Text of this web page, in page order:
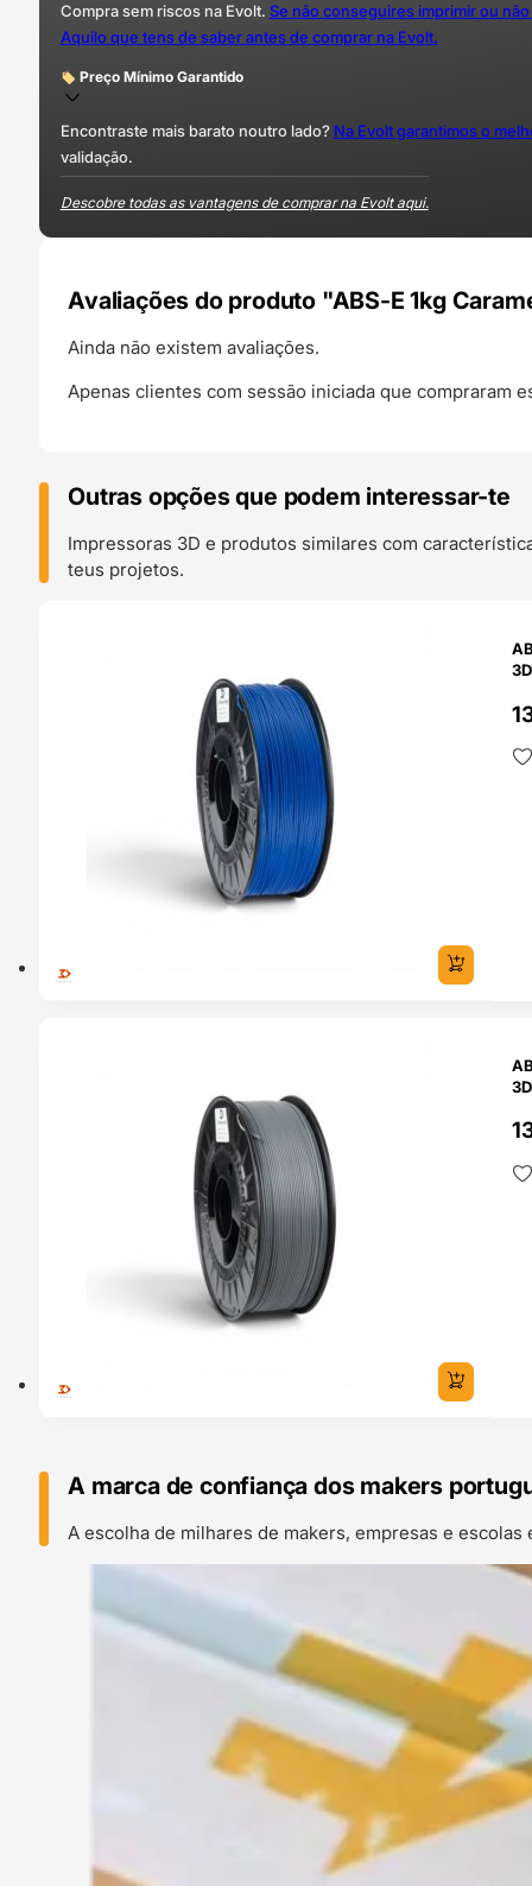
Compra sem riscos na Evolt. Se não conseguires imprimir ou
Aquilo que tens de saber antes de comprar na Evolt.
Preço Mínimo Garantido
Encontraste mais barato noutro lado? Na Evolt garantimos o
validação.
Descobre todas as vantagens de comprar na Evolt aqui.
Avaliações do produto "ABS-E 1kg
Ainda não existem avaliações.
Apenas clientes com sessão iniciada que compraram
Outras opções que podem interessar-te
Impressoras 3D e produtos similares com
teus projetos.
A marca de confiança dos makers
A escolha de milhares de makers, empresas e escolas